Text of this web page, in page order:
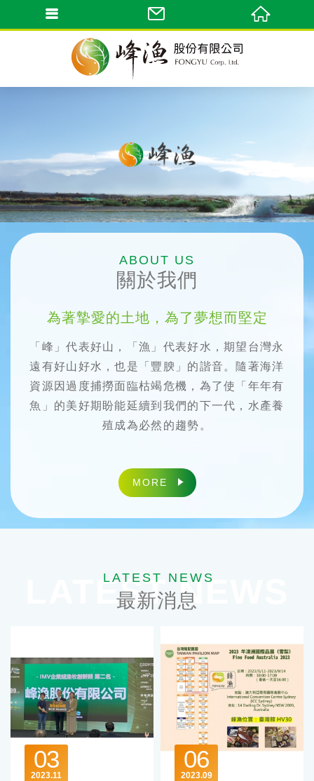
ABOUT US
關於我們
為著摯愛的土地，為了夢想而堅定
「峰」代表好山，「漁」代表好水，期望台灣永
遠有好山好水，也是「豐腴」的諧音。隨著海洋
資源因過度捕撈面臨枯竭危機，為了使「年年有
魚」的美好期盼能延續到我們的下一代，水產養
殖成為必然的趨勢。
MORE
LATEST NEWS
最新消息
03
11
2023
06
09
2023